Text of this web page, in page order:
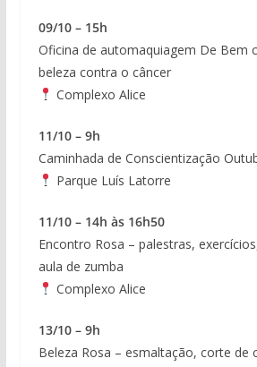
09/10 – 15h
Oficina de automaquiagem De Bem
beleza contra o câncer
Complexo Alice
11/10 – 9h
Caminhada de Conscientização
Parque Luís Latorre
11/10 – 14h às 16h50
Encontro Rosa – palestras,
aula de zumba
Complexo Alice
13/10 – 9h
Beleza Rosa – esmaltação, corte de